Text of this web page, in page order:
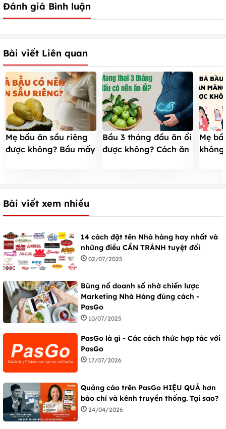
Đánh giá Bình luận
Bài viết Liên quan
Mẹ bầu ăn sầu riêng
được không? Bầu mấy
Bầu 3 tháng đầu ăn ổi
được không? Cách ăn
Mẹ
Bài viết xem nhiều
14 cách đặt tên Nhà hàng hay nhất và
những điều CẦN TRÁNH tuyệt đối
02/07/2025
Bùng nổ doanh số nhờ chiến lược
Marketing Nhà Hàng đúng cách -
PasGo
10/07/2025
PasGo là gì - Các cách thức hợp tác với
PasGo
17/07/2026
Quảng cáo trên PasGo HIỆU QUẢ hơn
báo chí và kênh truyền thống. Tại sao?
24/04/2026